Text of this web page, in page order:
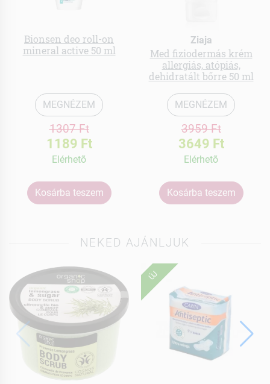
Bionsen deo roll-on
mineral active 50 ml
MEGNÉZEM
1307 Ft
1189 Ft
Elérhetõ
Kosárba teszem
Ziaja
Med fiziodermás krém
allergiás, atópiás,
dehidratált bőrre 50 ml
MEGNÉZEM
3959 Ft
3649 Ft
Elérhetõ
Kosárba teszem
NEKED AJÁNLJUK
ÚJ